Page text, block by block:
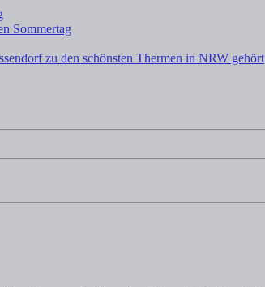
Sommertag
zu den schönsten Thermen in NRW gehört